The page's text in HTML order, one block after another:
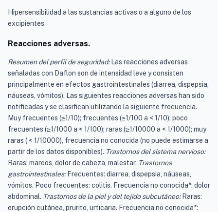
Hipersensibilidad a las sustancias activas o a alguno de los
excipientes.
Reacciones adversas.
Resumen del perfil de seguridad:Las reacciones adversas
señaladas con Daflon son de intensidad leve y consisten
principalmente en efectos gastrointestinales (diarrea, dispepsia,
náuseas, vómitos). Las siguientes reacciones adversas han sido
notificadas y se clasifican utilizando la siguiente frecuencia.
Muy frecuentes (≥1/10); frecuentes (≥1/100 a < 1/10); poco
frecuentes (≥1/1000 a < 1/100); raras (≥1/10000 a < 1/1000); muy
raras ( < 1/10000), frecuencia no conocida (no puede estimarse a
partir de los datos disponibles). Trastornos del sistema nervioso:
Raras: mareos, dolor de cabeza, malestar. Trastornos
gastrointestinales:Frecuentes: diarrea, dispepsia, náuseas,
vómitos. Poco frecuentes: colitis. Frecuencia no conocida*: dolor
abdominal. Trastornos de la piel y del tejido subcutáneo: Raras:
erupción cutánea, prurito, urticaria. Frecuencia no conocida*: